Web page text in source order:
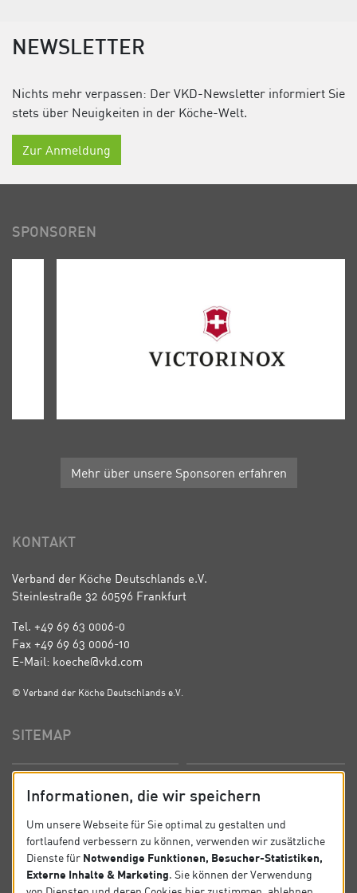
NEWSLETTER
Nichts mehr verpassen: Der VKD-Newsletter informiert Sie
stets über Neuigkeiten in der Köche-Welt.
Zur Anmeldung
SPONSOREN
Mehr über unsere Sponsoren erfahren
KONTAKT
Verband der Köche Deutschlands e.V.
Steinlestraße 32 60596 Frankfurt
Tel. +49 69 63 0006-0
Fax +49 69 63 0006-10
E-Mail: koeche@vkd.com
© Verband der Köche Deutschlands e.V.
SITEMAP
News Kontakt
Datenschutz Impressum
Informationen, die wir speichern
Um unsere Webseite für Sie optimal zu gestalten und
fortlaufend verbessern zu können, verwenden wir zusätzliche
Dienste für Notwendige Funktionen, Besucher-Statistiken,
Externe Inhalte & Marketing. Sie können der Verwendung